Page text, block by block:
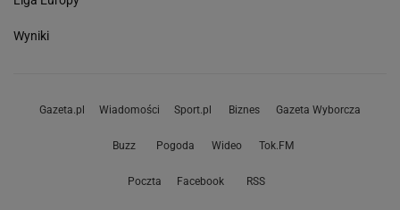
Wyniki
Gazeta.pl Wiadomości Sport.pl Biznes Gazeta Wyborcza
Buzz Pogoda Wideo Tok.FM
Poczta Facebook RSS